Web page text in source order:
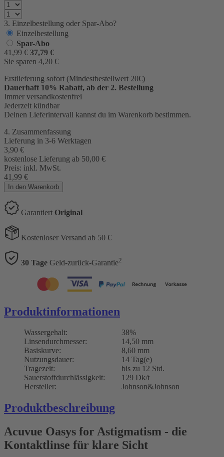
3. Einzelbestellung oder Spar-Abo?
Einzelbestellung
Spar-Abo
41,99 € 37,79 €
Sie sparen 4,20 €
Erstlieferung sofort (Mindestbestellwert 20€)
Dauerhaft 10% Rabatt, ab der 2. Bestellung
Immer versandkostenfrei
Jederzeit kündbar
Deinen Lieferintervall kannst du im Warenkorb bestimmen.
4. Zusammenfassung
Lieferung in 3-6 Werktagen
3,90 €
kostenlose Lieferung ab 50,00 €
Preis: inkl. MwSt.
41,99 €
In den Warenkorb
Garantiert Original
Kostenloser Versand ab 50 €
30 Tage Geld-zurück-Garantie2
Produktinformationen
Wassergehalt:
38%
Linsendurchmesser:
14,50 mm
Basiskurve:
8,60 mm
Nutzungsdauer:
14 Tag(e)
Tragezeit:
bis zu 12 Std.
Sauerstoffdurchlässigkeit:
129 Dk/t
Hersteller:
Johnson&Johnson
Produktbeschreibung
Acuvue Oasys for Astigmatism - die
Kontaktlinse für klare Sicht